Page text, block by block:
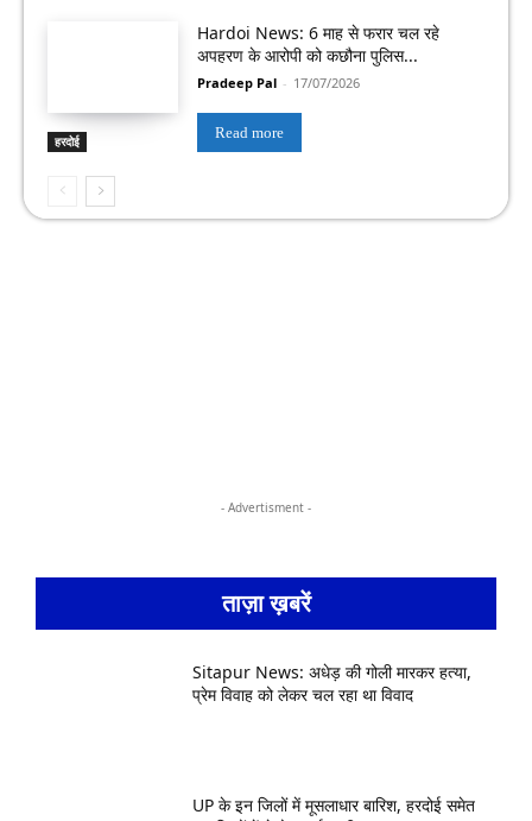
हरदोई
Hardoi News: 6 माह से फरार चल रहे
अपहरण के आरोपी को कछौना पुलिस...
Pradeep Pal - 17/07/2026
Read more
- Advertisment -
ताज़ा ख़बरें
Sitapur News: अधेड़ की गोली मारकर हत्या,
प्रेम विवाह को लेकर चल रहा था विवाद
UP के इन जिलों में मूसलाधार बारिश, हरदोई समेत